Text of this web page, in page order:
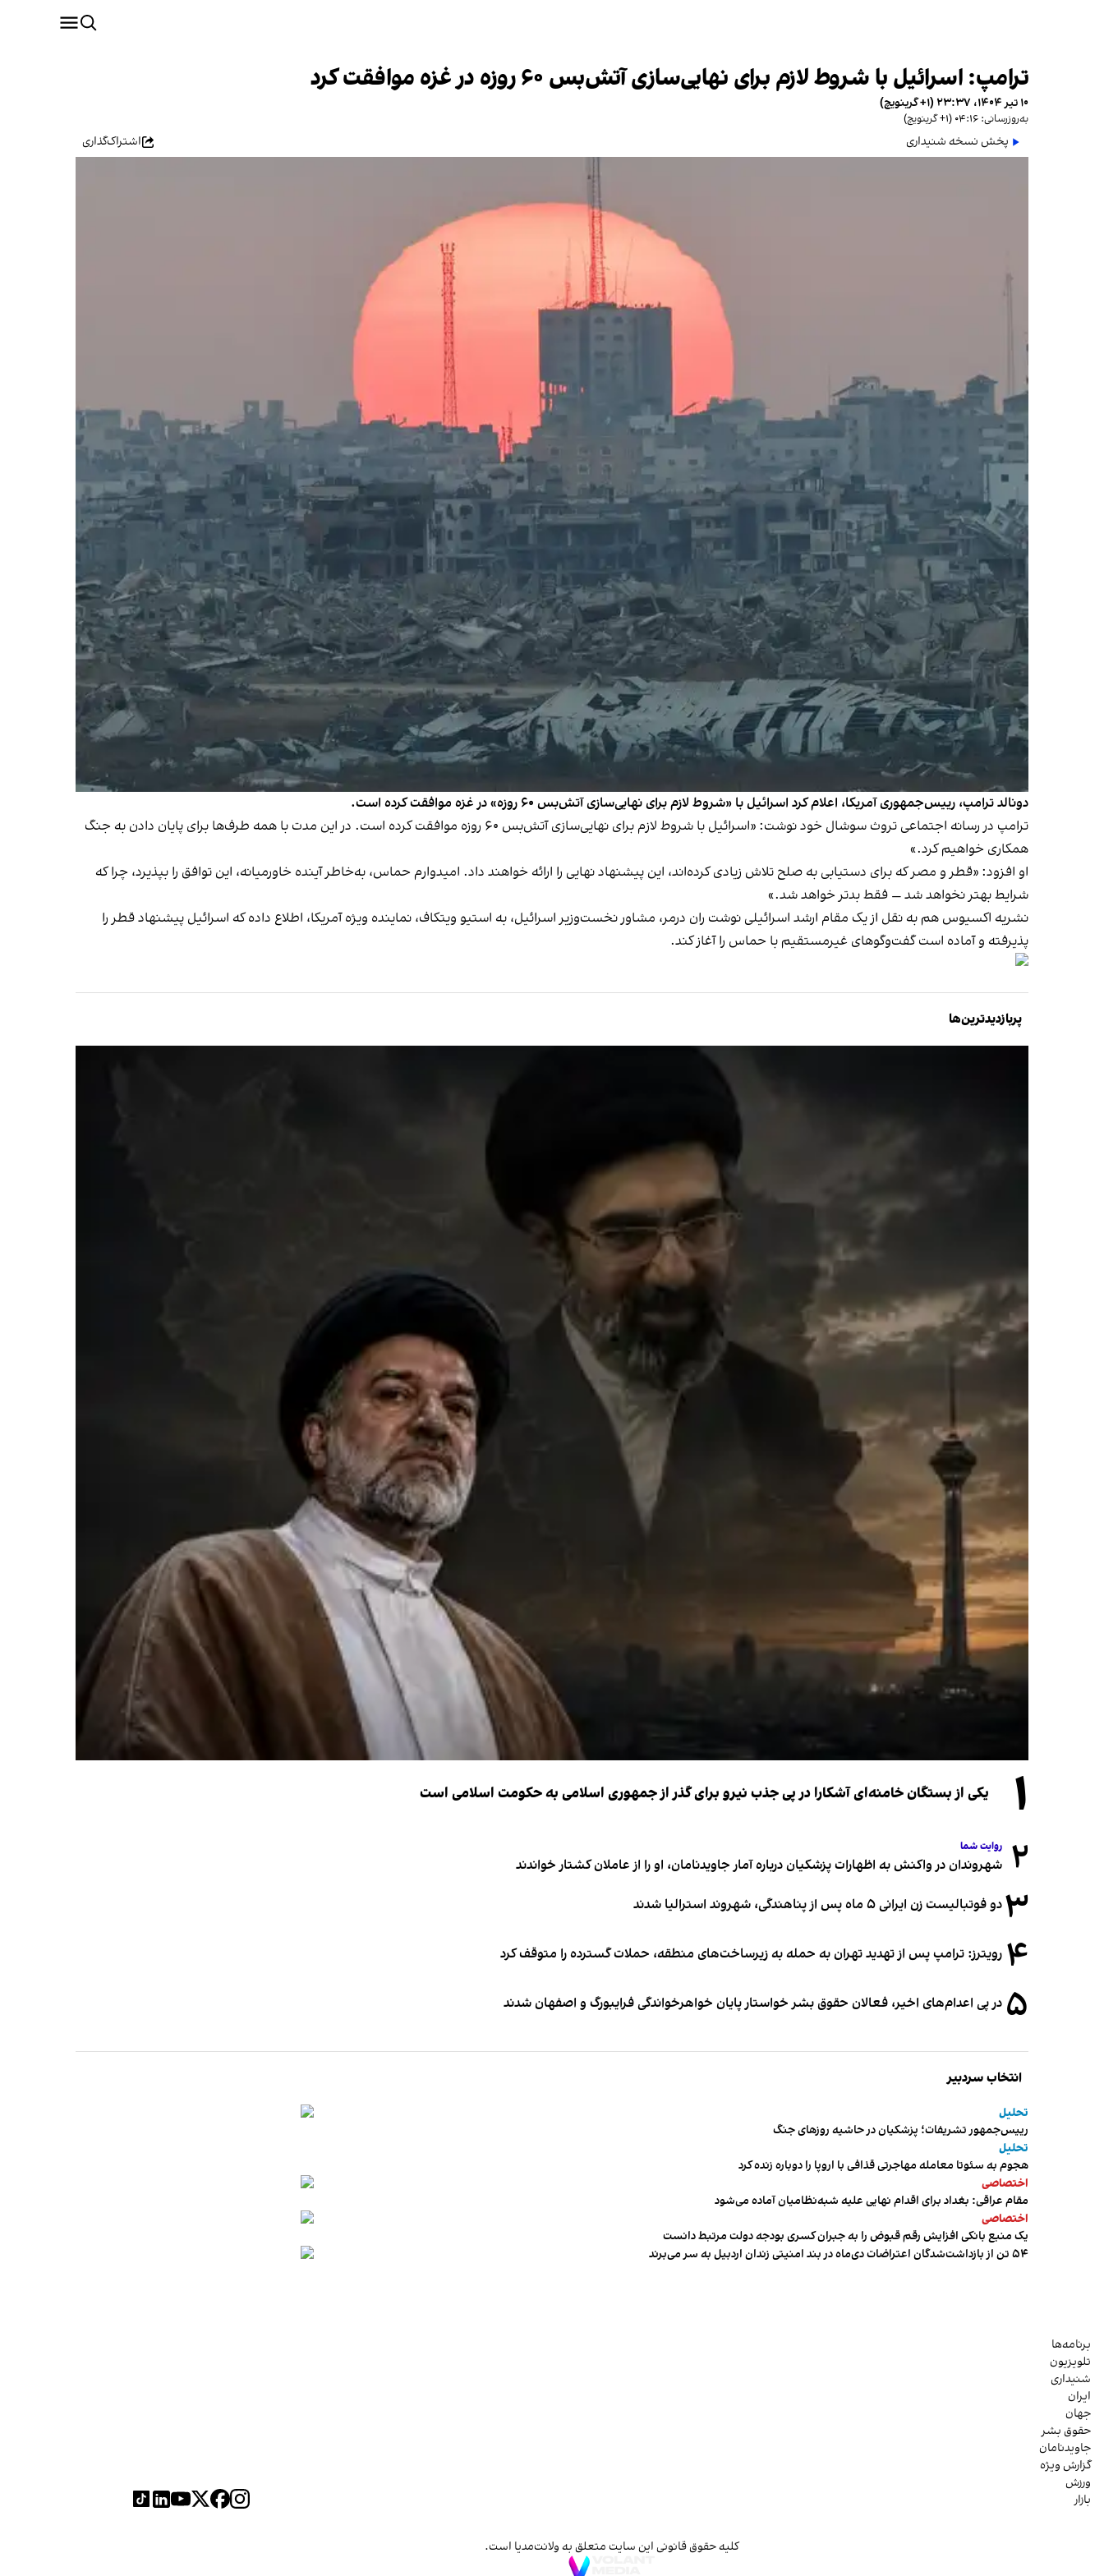
ترامپ: اسرائیل با شروط لازم برای نهایی‌سازی آتش‌بس ۶۰ روزه در غزه موافقت کرد
۱۰ تیر ۱۴۰۴، ۲۳:۳۷ (‎+۱ گرینویچ)
به‌روزرسانی: ۰۴:۱۶ (‎+۱ گرینویچ)
پخش نسخه شنیداری اشتراک‌گذاری
دونالد ترامپ، رییس‌جمهوری آمریکا، اعلام کرد اسرائیل با «شروط لازم برای نهایی‌سازی آتش‌بس ۶۰ روزه» در غزه موافقت کرده است.
ترامپ در رسانه اجتماعی تروث سوشال خود نوشت: «اسرائیل با شروط لازم برای نهایی‌سازی آتش‌بس ۶۰ روزه موافقت کرده است. در این مدت با همه طرف‌ها برای پایان دادن به جنگ
همکاری خواهیم کرد.»
او افزود: «قطر و مصر که برای دستیابی به صلح تلاش زیادی کرده‌اند، این پیشنهاد نهایی را ارائه خواهند داد. امیدوارم حماس، به‌خاطر آینده خاورمیانه، این توافق را بپذیرد، چرا که
شرایط بهتر نخواهد شد — فقط بدتر خواهد شد.»
نشریه اکسیوس هم به نقل از یک مقام ارشد اسرائیلی نوشت ران درمر، مشاور نخست‌وزیر اسرائیل، به استیو ویتکاف، نماینده ویژه آمریکا، اطلاع داده که اسرائیل پیشنهاد قطر را
پذیرفته و آماده است گفت‌وگوهای غیرمستقیم با حماس را آغاز کند.
پربازدیدترین‌ها
۱ یکی از بستگان خامنه‌ای آشکارا در پی جذب نیرو برای گذر از جمهوری اسلامی به حکومت اسلامی است
۲ روایت شما
شهروندان در واکنش به اظهارات پزشکیان درباره آمار جاویدنامان، او را از عاملان کشتار خواندند
۳دو فوتبالیست زن ایرانی ۵ ماه پس از پناهندگی، شهروند استرالیا شدند
۴ رویترز: ترامپ پس از تهدید تهران به حمله به زیرساخت‌های منطقه، حملات گسترده را متوقف کرد
۵ در پی اعدام‌های اخیر، فعالان حقوق بشر خواستار پایان خواهرخواندگی فرایبورگ و اصفهان شدند
انتخاب سردبیر
تحلیل
رییس‌جمهور تشریفات؛ پزشکیان در حاشیه روزهای جنگ
تحلیل
هجوم به سئوتا معامله مهاجرتی قذافی با اروپا را دوباره زنده کرد
اختصاصی
مقام عراقی: بغداد برای اقدام نهایی علیه شبه‌نظامیان آماده می‌شود
اختصاصی
یک منبع بانکی افزایش رقم قبوض را به جبران کسری بودجه دولت مرتبط دانست
۵۴ تن از بازداشت‌شدگان اعتراضات دی‌ماه در بند امنیتی زندان اردبیل به سر می‌برند
برنامه‌ها
تلویزیون
شنیداری
ایران
جهان
حقوق بشر
جاویدنامان
گزارش ویژه
ورزش
بازار
کلیه حقوق قانونی این سایت متعلق به ولانت‌مدیا است.